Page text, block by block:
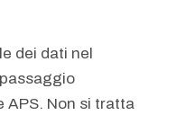
dei dati nel
APS. Non si tratta